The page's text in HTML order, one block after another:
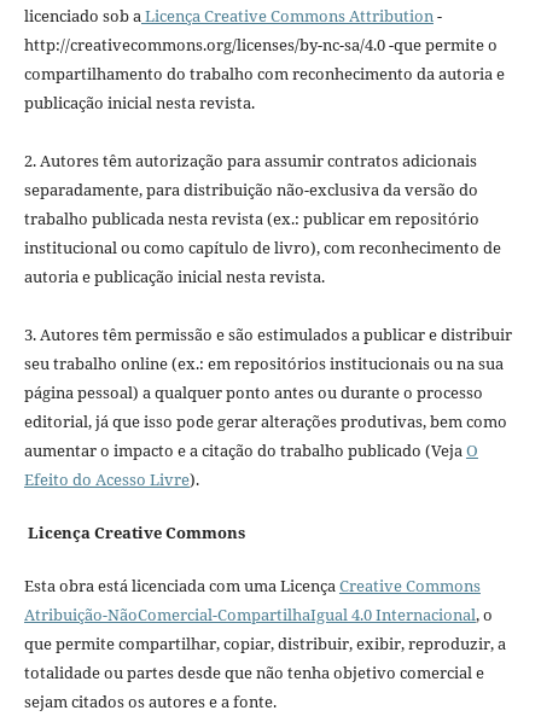
licenciado sob aLicença Creative Commons Attribution-
http://creativecommons.org/licenses/by-nc-sa/4.0 -que permite o
compartilhamento do trabalho com reconhecimento da autoria e
publicação inicial nesta revista.
2. Autores têm autorização para assumir contratos adicionais
separadamente, para distribuição não-exclusiva da versão do
trabalho publicada nesta revista (ex.: publicar em repositório
institucional ou como capítulo de livro), com reconhecimento de
autoria e publicação inicial nesta revista.
3. Autores têm permissão e são estimulados a publicar e distribuir
seu trabalho online (ex.: em repositórios institucionais ou na sua
página pessoal) a qualquer ponto antes ou durante o processo
editorial, já que isso pode gerar alterações produtivas, bem como
aumentar o impacto e a citação do trabalho publicado (VejaO
Efeito do Acesso Livre).
Licença Creative Commons
Esta obra está licenciada com uma LicençaCreative Commons
Atribuição-NãoComercial-CompartilhaIgual 4.0 Internacional, o
que permite compartilhar, copiar, distribuir, exibir, reproduzir, a
totalidade ou partes desde que não tenha objetivo comercial e
sejam citados os autores e a fonte.